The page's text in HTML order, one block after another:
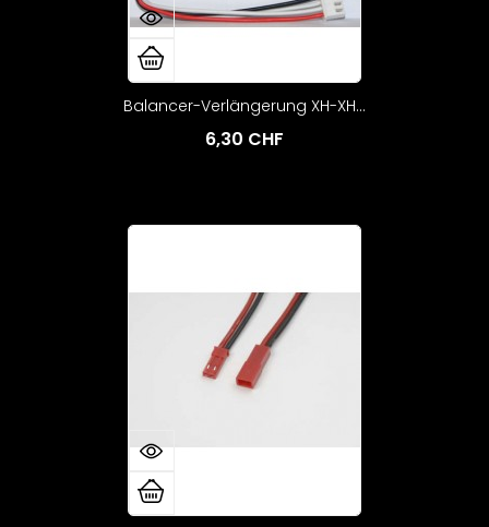
Balancer-Verlängerung XH-XH...
6,30 CHF